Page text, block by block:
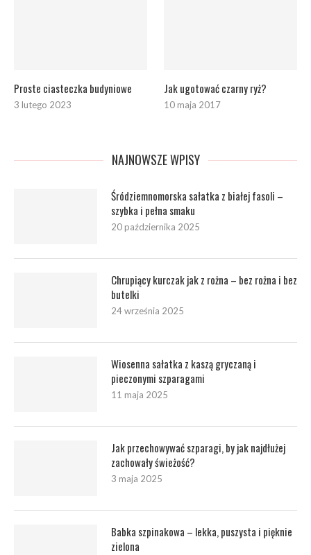
Proste ciasteczka budyniowe
3 lutego 2023
Jak ugotować czarny ryż?
10 maja 2017
NAJNOWSZE WPISY
Śródziemnomorska sałatka z białej fasoli –
szybka i pełna smaku
20 października 2025
Chrupiący kurczak jak z rożna – bez rożna i bez
butelki
24 września 2025
Wiosenna sałatka z kaszą gryczaną i
pieczonymi szparagami
11 maja 2025
Jak przechowywać szparagi, by jak najdłużej
zachowały świeżość?
3 maja 2025
Babka szpinakowa – lekka, puszysta i pięknie
zielona